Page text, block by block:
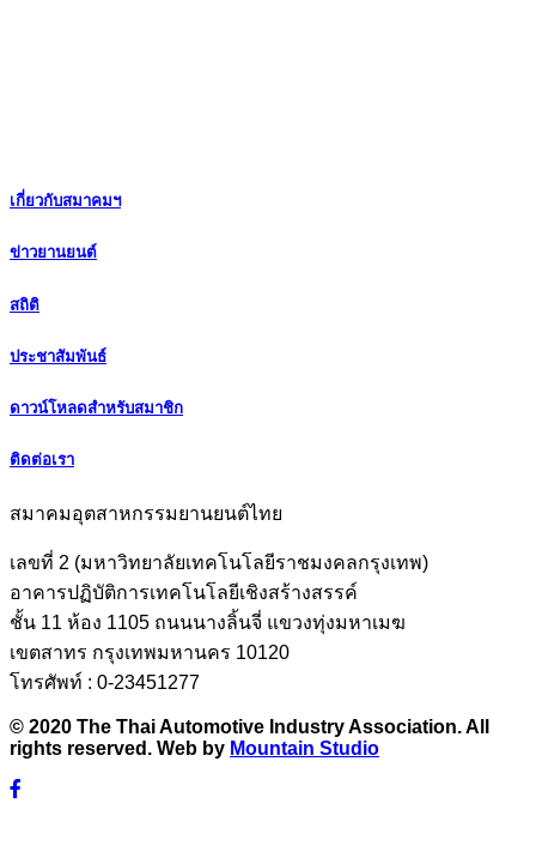
เกี่ยวกับสมาคมฯ
ข่าวยานยนต์
สถิติ
ประชาสัมพันธ์
ดาวน์โหลดสำหรับสมาชิก
ติดต่อเรา
สมาคมอุตสาหกรรมยานยนต์ไทย
เลขที่ 2 (มหาวิทยาลัยเทคโนโลยีราชมงคลกรุงเทพ)
อาคารปฏิบัติการเทคโนโลยีเชิงสร้างสรรค์
ชั้น 11 ห้อง 1105 ถนนนางลิ้นจี่ แขวงทุ่งมหาเมฆ
เขตสาทร กรุงเทพมหานคร 10120
โทรศัพท์ : 0-23451277
© 2020 The Thai Automotive Industry Association. All
rights reserved. Web by Mountain Studio